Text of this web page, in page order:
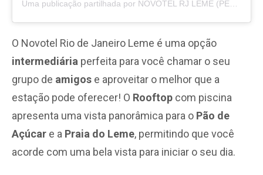
Uma publicação partilhada por NOVOTEL RJ LEME (PERFIL OFICIAL) (@novotelrjleme)
O Novotel Rio de Janeiro Leme é uma opção
intermediária perfeita para você chamar o seu
grupo de amigos e aproveitar o melhor que a
estação pode oferecer! O Rooftop com piscina
apresenta uma vista panorâmica para o Pão de
Açúcar e a Praia do Leme, permitindo que você
acorde com uma bela vista para iniciar o seu dia.